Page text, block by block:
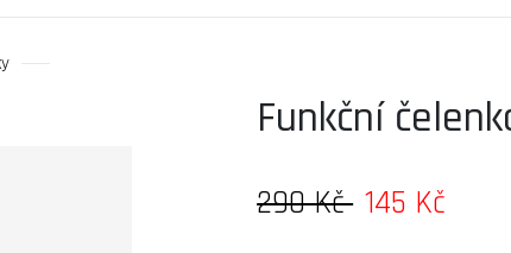
Funkční
290 Kč 145 Kč